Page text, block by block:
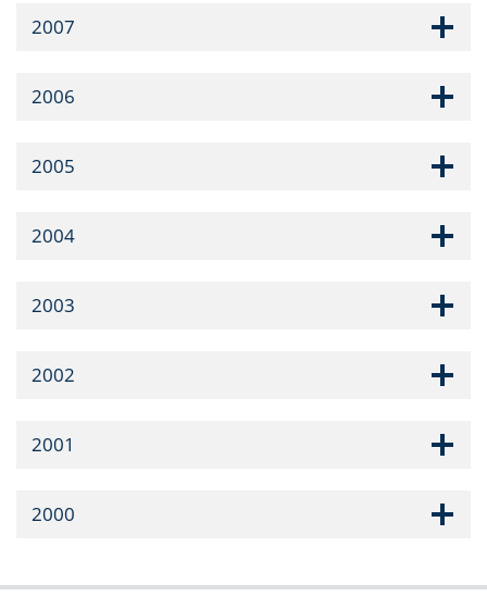
2007
2006
2005
2004
2003
2002
2001
2000